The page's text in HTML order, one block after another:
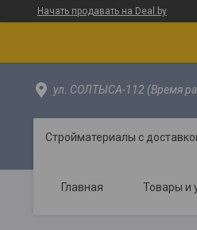
Начать продавать на Deal.by
ул. СОЛТЫСА-112 (Время
Стройматериалы с
Главная Товары и